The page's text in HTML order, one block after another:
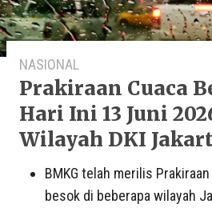
NASIONAL
Prakiraan Cuaca
Hari Ini 13 Juni
Wilayah DKI
BMKG telah merilis
besok di beberapa wilayah